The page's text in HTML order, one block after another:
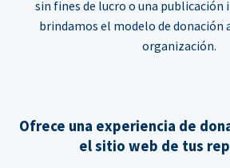
sin fines de lucro o una publicación
brindamos el modelo de donación
organización.
Ofrece una experiencia de
el sitio web de tus